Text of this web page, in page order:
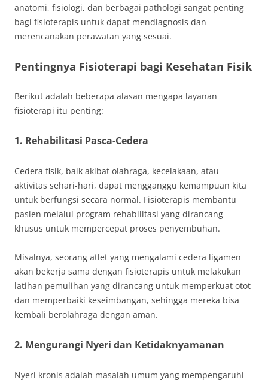
anatomi, fisiologi, dan berbagai pathologi sangat penting
bagi fisioterapis untuk dapat mendiagnosis dan
merencanakan perawatan yang sesuai.
Pentingnya Fisioterapi bagi Kesehatan Fisik
Berikut adalah beberapa alasan mengapa layanan
fisioterapi itu penting:
1. Rehabilitasi Pasca-Cedera
Cedera fisik, baik akibat olahraga, kecelakaan, atau
aktivitas sehari-hari, dapat mengganggu kemampuan kita
untuk berfungsi secara normal. Fisioterapis membantu
pasien melalui program rehabilitasi yang dirancang
khusus untuk mempercepat proses penyembuhan.
Misalnya, seorang atlet yang mengalami cedera ligamen
akan bekerja sama dengan fisioterapis untuk melakukan
latihan pemulihan yang dirancang untuk memperkuat otot
dan memperbaiki keseimbangan, sehingga mereka bisa
kembali berolahraga dengan aman.
2. Mengurangi Nyeri dan Ketidaknyamanan
Nyeri kronis adalah masalah umum yang mempengaruhi